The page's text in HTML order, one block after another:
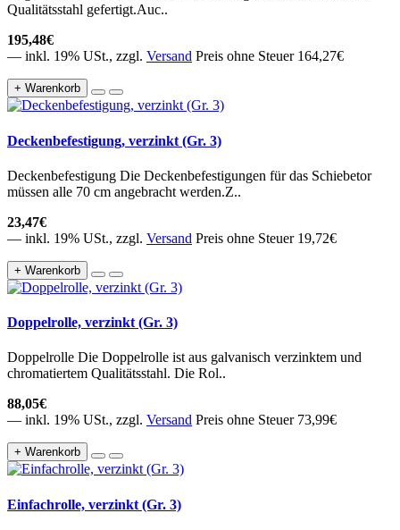
Qualitätsstahl gefertigt.Auc..
195,48€
— inkl. 19% USt., zzgl. Versand Preis ohne Steuer 164,27€
+ Warenkorb
Deckenbefestigung, verzinkt (Gr. 3)
Deckenbefestigung Die Deckenbefestigungen für das Schiebetor
müssen alle 70 cm angebracht werden.Z..
23,47€
— inkl. 19% USt., zzgl. Versand Preis ohne Steuer 19,72€
+ Warenkorb
Doppelrolle, verzinkt (Gr. 3)
Doppelrolle Die Doppelrolle ist aus galvanisch verzinktem und
chromatiertem Qualitätsstahl. Die Rol..
88,05€
— inkl. 19% USt., zzgl. Versand Preis ohne Steuer 73,99€
+ Warenkorb
Einfachrolle, verzinkt (Gr. 3)